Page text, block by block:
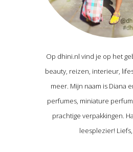
Op dhini.nl vind je op het
beauty, reizen, interieur,
meer. Mijn naam is Diana
perfumes, miniature
prachtige verpakkingen.
leesplezier!